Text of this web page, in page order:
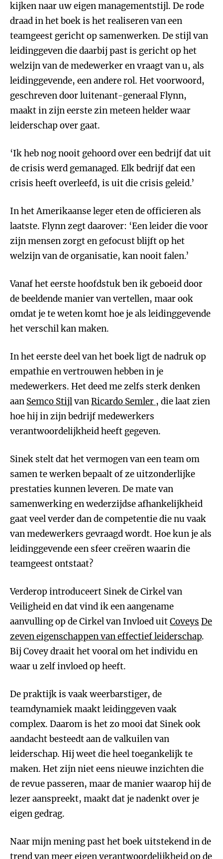
kijken naar uw eigen managementstijl. De rode
draad in het boek is het realiseren van een
teamgeest gericht op samenwerken. De stijl van
leidinggeven die daarbij past is gericht op het
welzijn van de medewerker en vraagt van u, als
leidinggevende, een andere rol. Het voorwoord,
geschreven door luitenant-generaal Flynn,
maakt in zijn eerste zin meteen helder waar
leiderschap over gaat.
‘Ik heb nog nooit gehoord over een bedrijf dat uit
de crisis werd gemanaged. Elk bedrijf dat een
crisis heeft overleefd, is uit die crisis geleid.’
In het Amerikaanse leger eten de officieren als
laatste. Flynn zegt daarover: ‘Een leider die voor
zijn mensen zorgt en gefocust blijft op het
welzijn van de organisatie, kan nooit falen.’
Vanaf het eerste hoofdstuk ben ik geboeid door
de beeldende manier van vertellen, maar ook
omdat je te weten komt hoe je als leidinggevende
het verschil kan maken.
In het eerste deel van het boek ligt de nadruk op
empathie en vertrouwen hebben in je
medewerkers. Het deed me zelfs sterk denken
aan Semco StijlvanRicardo Semler , die laat zien
hoe hij in zijn bedrijf medewerkers
verantwoordelijkheid heeft gegeven.
Sinek stelt dat het vermogen van een team om
samen te werken bepaalt of ze uitzonderlijke
prestaties kunnen leveren. De mate van
samenwerking en wederzijdse afhankelijkheid
gaat veel verder dan de competentie die nu vaak
van medewerkers gevraagd wordt. Hoe kun je als
leidinggevende een sfeer creëren waarin die
teamgeest ontstaat?
Verderop introduceert Sinek de Cirkel van
Veiligheid en dat vind ik een aangename
aanvulling op de Cirkel van Invloed uitCoveys De
zeven eigenschappen van effectief leiderschap.
Bij Covey draait het vooral om het individu en
waar u zelf invloed op heeft.
De praktijk is vaak weerbarstiger, de
teamdynamiek maakt leidinggeven vaak
complex. Daarom is het zo mooi dat Sinek ook
aandacht besteedt aan de valkuilen van
leiderschap. Hij weet die heel toegankelijk te
maken. Het zijn niet eens nieuwe inzichten die
de revue passeren, maar de manier waarop hij de
lezer aanspreekt, maakt dat je nadenkt over je
eigen gedrag.
Naar mijn mening past het boek uitstekend in de
trend van meer eigen verantwoordelijkheid op de